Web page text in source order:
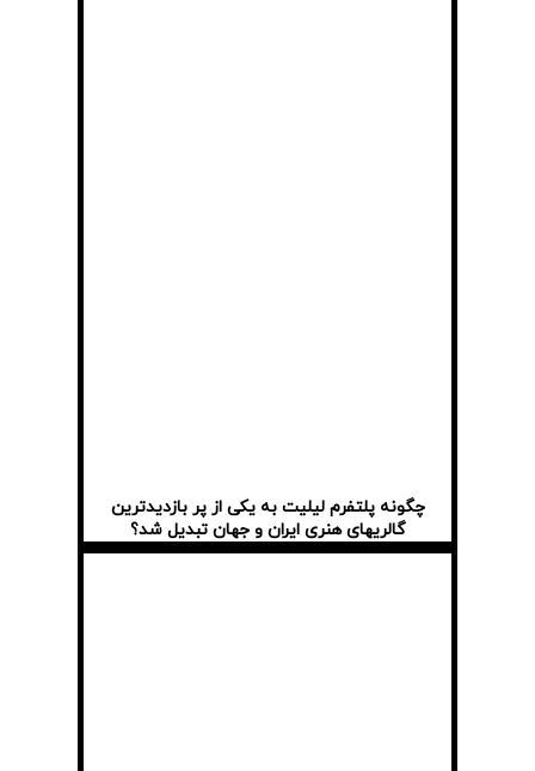
چگونه پلتفرم لیلیت به یکی از پر بازدیدترین
گالریهای هنری ایران و جهان تبدیل شد؟